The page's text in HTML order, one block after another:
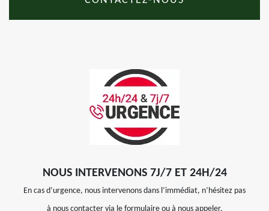
NOUS INTERVENONS 7J/7 ET 24H/24
En cas d’urgence, nous intervenons dans l’immédiat, n’hésitez pas
à nous contacter via le formulaire ou à nous appeler.